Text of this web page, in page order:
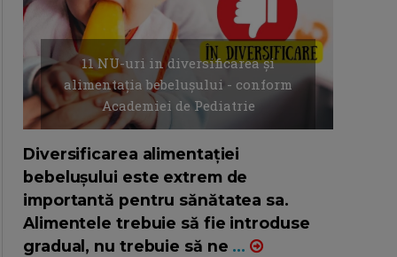
11 NU-uri in diversificarea și
alimentația bebelușului - conform
Academiei de Pediatrie
Diversificarea alimentației
bebelușului este extrem de
importantă pentru sănătatea sa.
Alimentele trebuie să fie introduse
gradual, nu trebuie să ne ...